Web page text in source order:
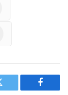
Facebook